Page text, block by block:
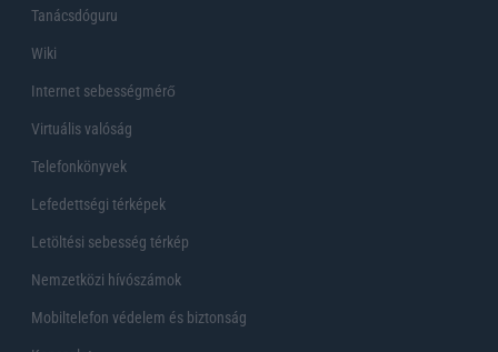
Tanácsdóguru
Wiki
Internet sebességmérő
Virtuális valóság
Telefonkönyvek
Lefedettségi térképek
Letöltési sebesség térkép
Nemzetközi hívószámok
Mobiltelefon védelem és biztonság